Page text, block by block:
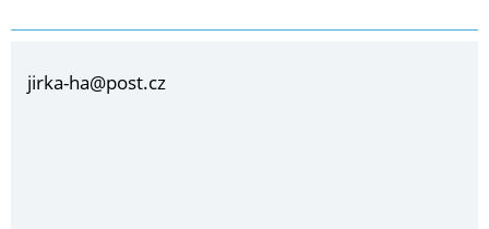
jirka-ha@post.cz